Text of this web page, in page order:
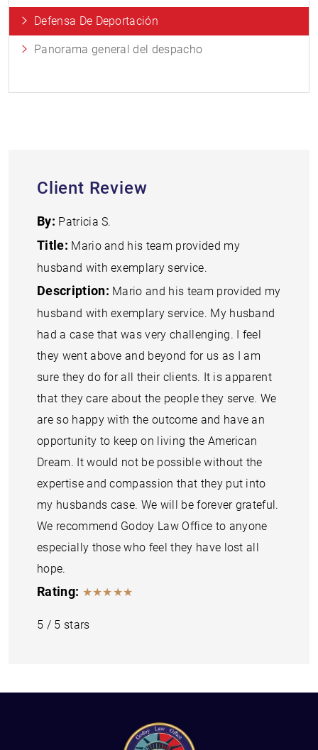
Defensa De Deportación
Panorama general del despacho
Client Review
By: Patricia S.
Title: Mario and his team provided my
husband with exemplary service.
Description: Mario and his team provided my
husband with exemplary service. My husband
had a case that was very challenging. I feel
they went above and beyond for us as I am
sure they do for all their clients. It is apparent
that they care about the people they serve. We
are so happy with the outcome and have an
opportunity to keep on living the American
Dream. It would not be possible without the
expertise and compassion that they put into
my husbands case. We will be forever grateful.
We recommend Godoy Law Office to anyone
especially those who feel they have lost all
hope.
Rating: ★★★★★
5 / 5 stars